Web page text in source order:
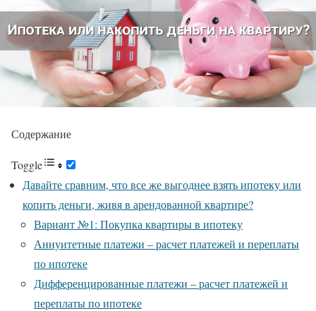
Содержание
Toggle
Давайте сравним, что все же выгоднее взять ипотеку или
копить деньги, живя в арендованной квартире?
Вариант №1: Покупка квартиры в ипотеку
Аннуитетные платежи – расчет платежей и переплаты
по ипотеке
Дифференцированные платежи – расчет платежей и
переплаты по ипотеке